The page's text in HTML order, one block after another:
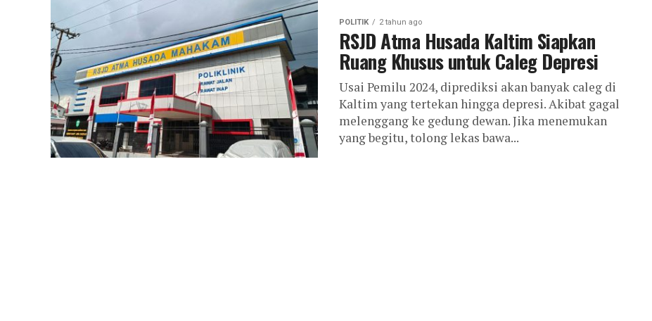
POLITIK 2 tahun ago
RSJD Atma Husada Kaltim Siapkan
Ruang Khusus untuk Caleg Depresi
Usai Pemilu 2024, diprediksi akan banyak caleg di
Kaltim yang tertekan hingga depresi. Akibat gagal
melenggang ke gedung dewan. Jika menemukan
yang begitu, tolong lekas bawa...